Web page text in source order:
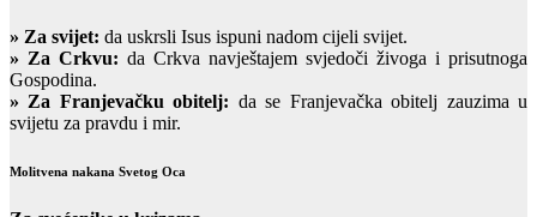
» Za svijet: da uskrsli Isus ispuni nadom cijeli svijet.
» Za Crkvu: da Crkva navještajem svjedoči živoga i prisutnoga
Gospodina.
» Za Franjevačku obitelj: da se Franjevačka obitelj zauzima u
svijetu za pravdu i mir.
Molitvena nakana Svetog Oca